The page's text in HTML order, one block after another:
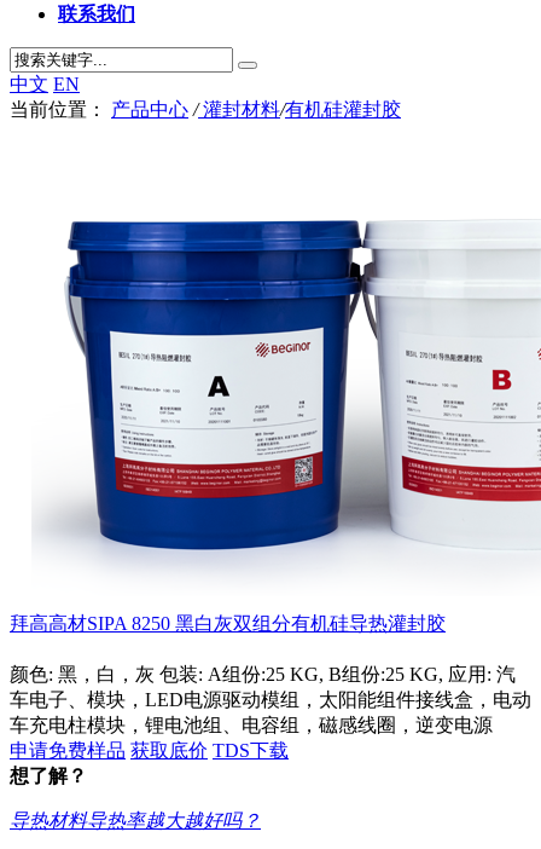
联系我们
中文 EN
当前位置：
产品中心 /灌封材料/有机硅灌封胶
拜高高材SIPA 8250 黑白灰双组分有机硅导热灌封胶
颜色: 黑，白，灰 包装: A组份:25 KG, B组份:25 KG, 应用: 汽
车电子、模块，LED电源驱动模组，太阳能组件接线盒，电动
车充电柱模块，锂电池组、电容组，磁感线圈，逆变电源
申请免费样品 获取底价 TDS下载
想了解？
导热材料导热率越大越好吗？